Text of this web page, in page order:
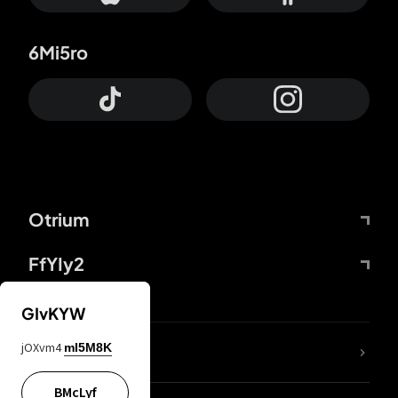
Otrium
FfYIy2
6Mi5ro
DDcvSo
GIvKYW
jOXvm4 mI5M8K
BMcLyf